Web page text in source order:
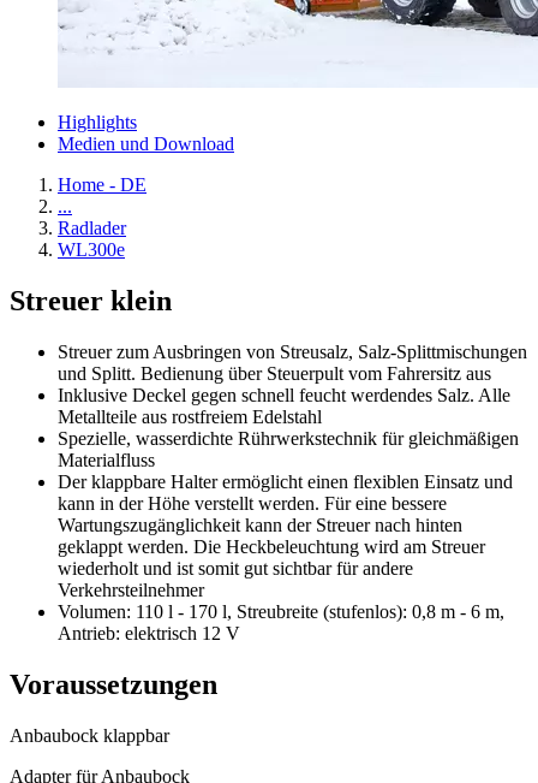
Highlights
Medien und Download
Home - DE
...
Radlader
WL300e
Streuer klein
Streuer zum Ausbringen von Streusalz, Salz-Splittmischungen
und Splitt. Bedienung über Steuerpult vom Fahrersitz aus
Inklusive Deckel gegen schnell feucht werdendes Salz. Alle
Metallteile aus rostfreiem Edelstahl
Spezielle, wasserdichte Rührwerkstechnik für gleichmäßigen
Materialfluss
Der klappbare Halter ermöglicht einen flexiblen Einsatz und
kann in der Höhe verstellt werden. Für eine bessere
Wartungszugänglichkeit kann der Streuer nach hinten
geklappt werden. Die Heckbeleuchtung wird am Streuer
wiederholt und ist somit gut sichtbar für andere
Verkehrsteilnehmer
Volumen: 110 l - 170 l, Streubreite (stufenlos): 0,8 m - 6 m,
Antrieb: elektrisch 12 V
Voraussetzungen
Anbaubock klappbar
Adapter für Anbaubock